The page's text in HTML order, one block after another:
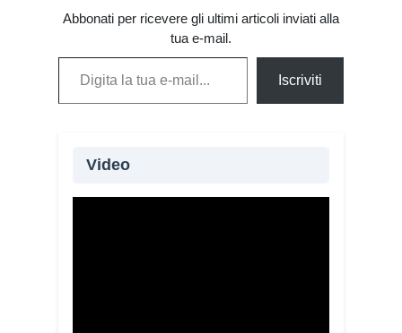
Abbonati per ricevere gli ultimi articoli inviati alla
tua e-mail.
Digita la tua e-mail...
Iscriviti
Video